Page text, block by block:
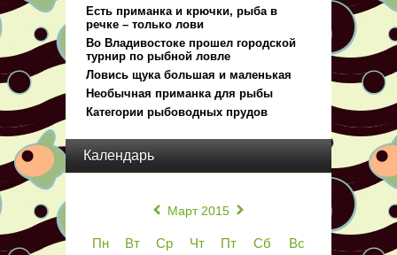
Есть приманка и крючки, рыба в
речке – только лови
Во Владивостоке прошел городской
турнир по рыбной ловле
Ловись щука большая и маленькая
Необычная приманка для рыбы
Категории рыбоводных прудов
Календарь
Март 2015
Пн Вт Ср Чт Пт Сб Вс